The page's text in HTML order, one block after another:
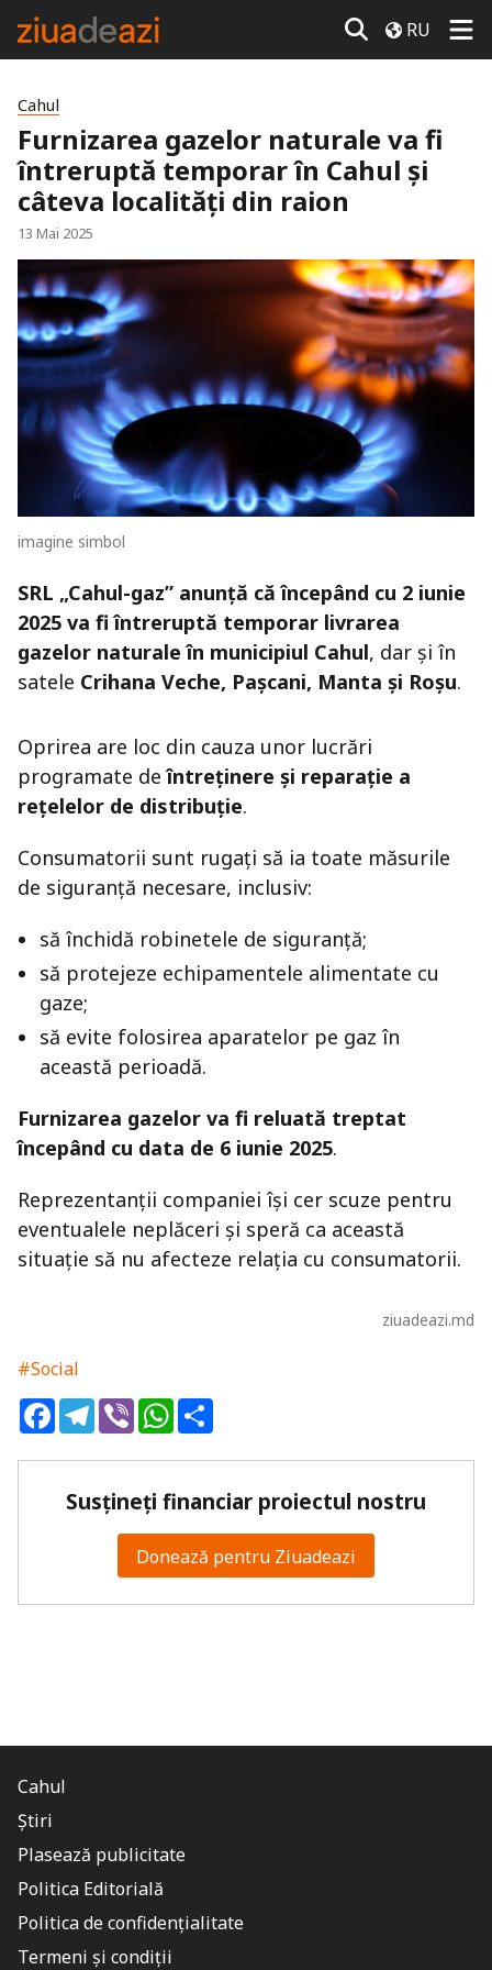
RU
Cahul
Furnizarea gazelor naturale va fi
întreruptă temporar în Cahul și
câteva localități din raion
13 Mai 2025
imagine simbol
SRL „Cahul-gaz” anunță că începând cu 2 iunie
2025 va fi întreruptă temporar livrarea
gazelor naturale în municipiul Cahul, dar și în
satele Crihana Veche, Pașcani, Manta și Roșu.
Oprirea are loc din cauza unor lucrări
programate deîntreținere și reparație a
rețelelor de distribuție.
Consumatorii sunt rugați să ia toate măsurile
de siguranță necesare, inclusiv:
să închidă robinetele de siguranță;
să protejeze echipamentele alimentate cu
gaze;
să evite folosirea aparatelor pe gaz în
această perioadă.
Furnizarea gazelor va fi reluată treptat
începând cu data de 6 iunie 2025.
Reprezentanții companiei își cer scuze pentru
eventualele neplăceri și speră ca această
situație să nu afecteze relația cu consumatorii.
ziuadeazi.md
#Social
FacebookTelegram
ViberWhatsApp
Susțineți financiar proiectul nostru
Donează pentru Ziuadeazi
Cahul
Știri
Plasează publicitate
Politica Editorială
Politica de confidențialitate
Termeni și condiții